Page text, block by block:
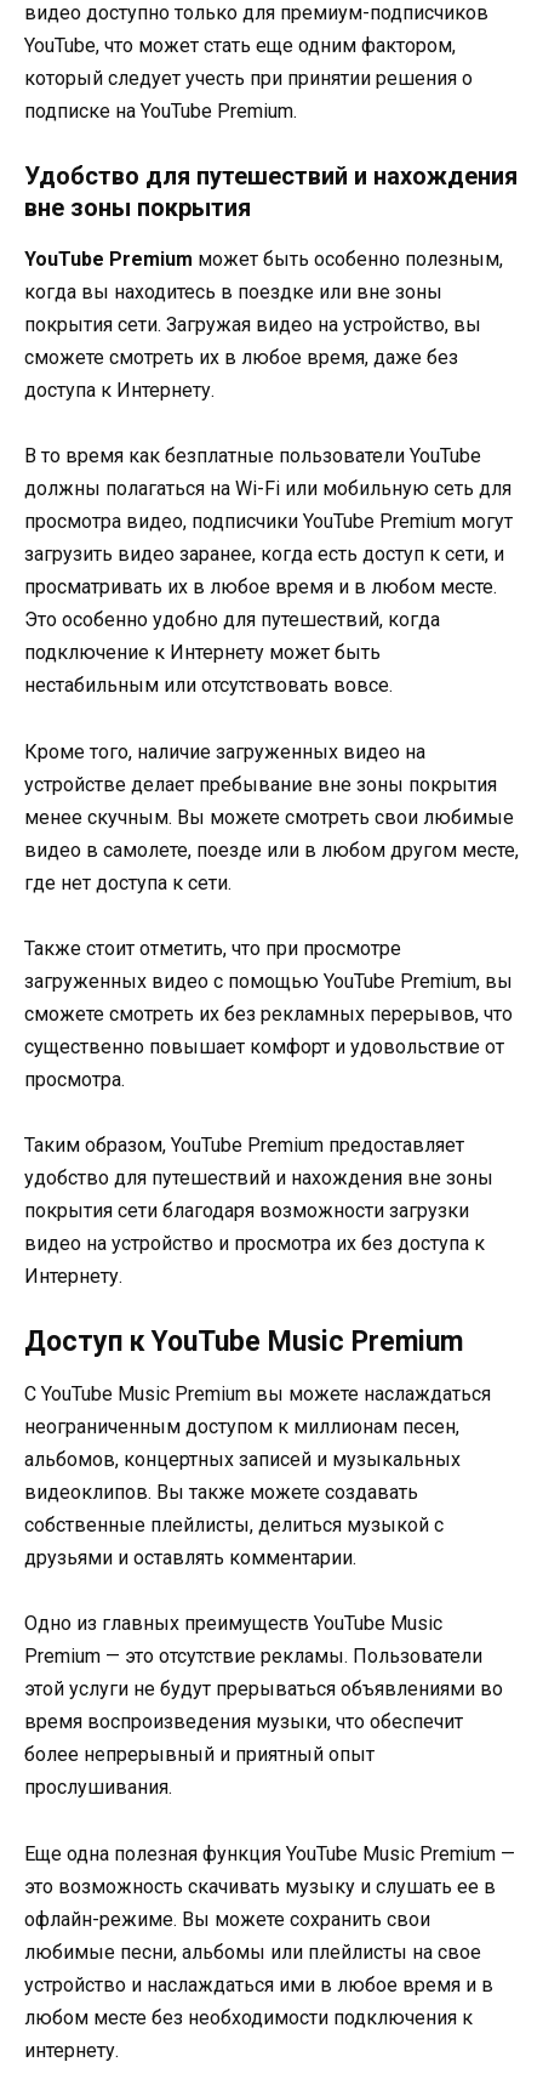
видео доступно только для премиум-подписчиков
YouTube, что может стать еще одним фактором,
который следует учесть при принятии решения о
подписке на YouTube Premium.
Удобство для путешествий и нахождения
вне зоны покрытия
YouTube Premium может быть особенно полезным,
когда вы находитесь в поездке или вне зоны
покрытия сети. Загружая видео на устройство, вы
сможете смотреть их в любое время, даже без
доступа к Интернету.
В то время как безплатные пользователи YouTube
должны полагаться на Wi-Fi или мобильную сеть для
просмотра видео, подписчики YouTube Premium могут
загрузить видео заранее, когда есть доступ к сети, и
просматривать их в любое время и в любом месте.
Это особенно удобно для путешествий, когда
подключение к Интернету может быть
нестабильным или отсутствовать вовсе.
Кроме того, наличие загруженных видео на
устройстве делает пребывание вне зоны покрытия
менее скучным. Вы можете смотреть свои любимые
видео в самолете, поезде или в любом другом месте,
где нет доступа к сети.
Также стоит отметить, что при просмотре
загруженных видео с помощью YouTube Premium, вы
сможете смотреть их без рекламных перерывов, что
существенно повышает комфорт и удовольствие от
просмотра.
Таким образом, YouTube Premium предоставляет
удобство для путешествий и нахождения вне зоны
покрытия сети благодаря возможности загрузки
видео на устройство и просмотра их без доступа к
Интернету.
Доступ к YouTube Music Premium
С YouTube Music Premium вы можете наслаждаться
неограниченным доступом к миллионам песен,
альбомов, концертных записей и музыкальных
видеоклипов. Вы также можете создавать
собственные плейлисты, делиться музыкой с
друзьями и оставлять комментарии.
Одно из главных преимуществ YouTube Music
Premium — это отсутствие рекламы. Пользователи
этой услуги не будут прерываться объявлениями во
время воспроизведения музыки, что обеспечит
более непрерывный и приятный опыт
прослушивания.
Еще одна полезная функция YouTube Music Premium —
это возможность скачивать музыку и слушать ее в
офлайн-режиме. Вы можете сохранить свои
любимые песни, альбомы или плейлисты на свое
устройство и наслаждаться ими в любое время и в
любом месте без необходимости подключения к
интернету.